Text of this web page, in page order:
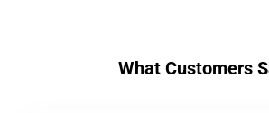
What Customers